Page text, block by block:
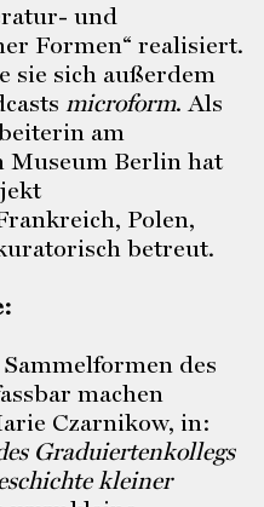
und
Formen“ realisiert.
sie sich außerdem
microform. Als
am
Museum Berlin hat
Polen,
betreut.
des
machen
Czarnikow, in:
Graduiertenkollegs
kleiner